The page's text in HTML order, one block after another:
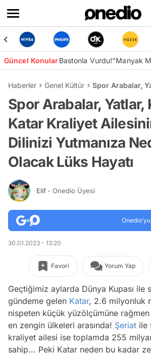
Güncel KonularBastonla Vurdu!"Manyak
Haberler Genel Kültür Spor Arabalar,
Spor Arabalar, Yatlar,
Katar Kraliyet
Dilinizi Yutmanıza
Olacak Lüks Hayatı
Elif - Onedio Üyesi
30.01.2023 - 13:20
Favori Yorum Yap
Geçtiğimiz aylarda Dünya Kupası ile
gündeme gelen Katar, 2.6 milyonluk
nispeten küçük yüzölçümüne
en zengin ülkeleri arasında! Şeriat ile
kraliyet ailesi ise toplamda 255
sahip... Peki Katar neden bu kadar